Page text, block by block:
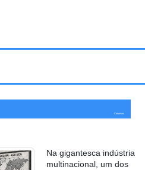
Colunista
Na gigantesca indústria
multinacional, um dos